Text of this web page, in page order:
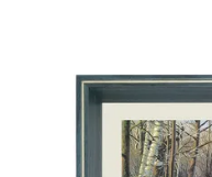
SPRAWY
POPROŚ